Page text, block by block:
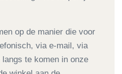
op de manier die voor
via e-mail, via
te komen in onze